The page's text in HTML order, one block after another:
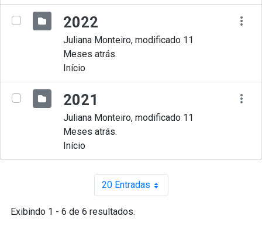
2022
Juliana Monteiro, modificado 11
Meses atrás.
Início
2021
Juliana Monteiro, modificado 11
Meses atrás.
Início
20 EntradasPor página
Exibindo 1 - 6 de 6 resultados.